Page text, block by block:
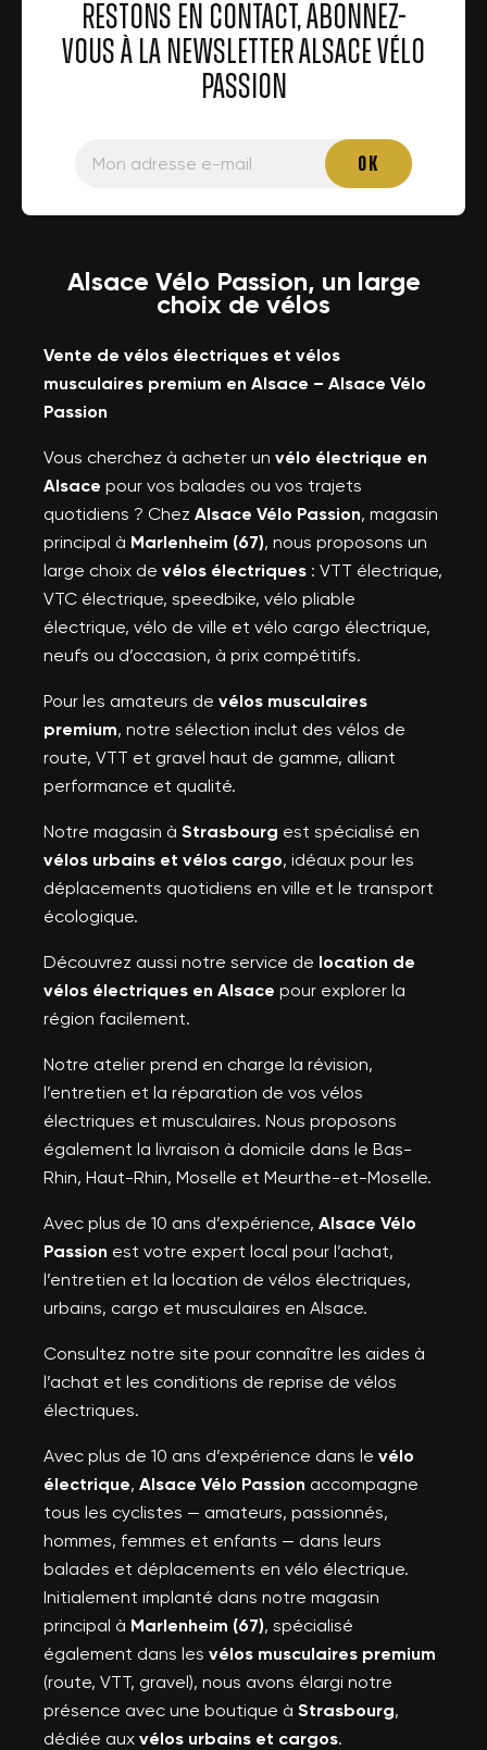
RESTONS EN CONTACT, ABONNEZ-
VOUS À LA NEWSLETTER ALSACE VÉLO
PASSION
Alsace Vélo Passion, un large
choix de vélos
Vente de vélos électriques et vélos
musculaires premium en Alsace – Alsace Vélo
Passion
Vous cherchez à acheter un vélo électrique en
Alsace pour vos balades ou vos trajets
quotidiens ? Chez Alsace Vélo Passion, magasin
principal à Marlenheim (67), nous proposons un
large choix de vélos électriques : VTT électrique,
VTC électrique, speedbike, vélo pliable
électrique, vélo de ville et vélo cargo électrique,
neufs ou d’occasion, à prix compétitifs.
Pour les amateurs de vélos musculaires
premium, notre sélection inclut des vélos de
route, VTT et gravel haut de gamme, alliant
performance et qualité.
Notre magasin à Strasbourg est spécialisé en
vélos urbains et vélos cargo, idéaux pour les
déplacements quotidiens en ville et le transport
écologique.
Découvrez aussi notre service de location de
vélos électriques en Alsace pour explorer la
région facilement.
Notre atelier prend en charge la révision,
l’entretien et la réparation de vos vélos
électriques et musculaires. Nous proposons
également la livraison à domicile dans le Bas-
Rhin, Haut-Rhin, Moselle et Meurthe-et-Moselle.
Avec plus de 10 ans d’expérience, Alsace Vélo
Passion est votre expert local pour l’achat,
l’entretien et la location de vélos électriques,
urbains, cargo et musculaires en Alsace.
Consultez notre site pour connaître les aides à
l’achat et les conditions de reprise de vélos
électriques.
Avec plus de 10 ans d’expérience dans le vélo
électrique, Alsace Vélo Passion accompagne
tous les cyclistes — amateurs, passionnés,
hommes, femmes et enfants — dans leurs
balades et déplacements en vélo électrique.
Initialement implanté dans notre magasin
principal à Marlenheim (67), spécialisé
également dans les vélos musculaires premium
(route, VTT, gravel), nous avons élargi notre
présence avec une boutique à Strasbourg,
dédiée aux vélos urbains et cargos.